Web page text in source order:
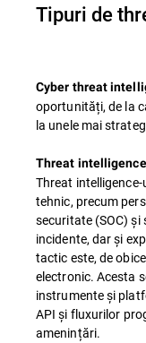
Tipuri de
Cyber threat
oportunități, de la
la unele mai
Threat
Threat
tehnic, precum
securitate (SOC)
incidente, dar și
tactic este, de
electronic. Acesta
instrumente și
API și fluxurilor
amenințări.